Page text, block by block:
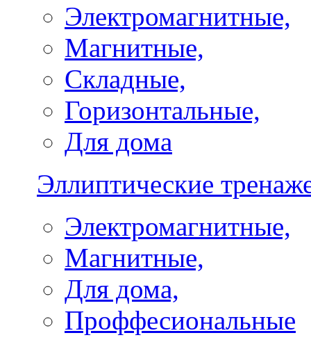
Электромагнитные,
Магнитные,
Складные,
Горизонтальные,
Для дома
Эллиптические
Электромагнитные,
Магнитные,
Для дома,
Проффесиональные